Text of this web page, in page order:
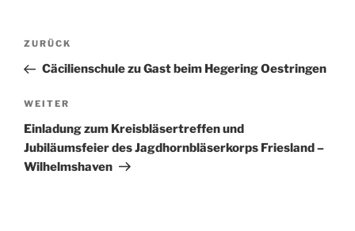
Beitragsnavigation
Vorheriger
Beitrag
ZURÜCK
Cäcilienschule zu Gast beim Hegering Oestringen
Nächster
Beitrag
WEITER
Einladung zum Kreisbläsertreffen und
Jubiläumsfeier des Jagdhornbläserkorps Friesland –
Wilhelmshaven